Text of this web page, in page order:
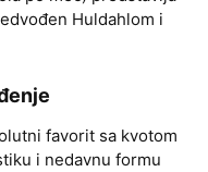
Huldahlom i
favorit sa kvotom
i nedavnu formu